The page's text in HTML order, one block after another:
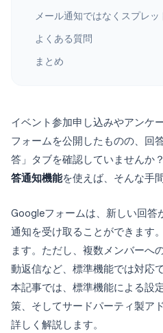
よくある質問
まとめ
イベント参加申し込みやアンケ
フォームを公開したものの、回
答」タブを確認していませんか？
答通知機能を使えば、そんな手
Googleフォームは、新しい回答
通知を受け取ることができます
ます。ただし、複数メンバーへ
動返信など、標準機能では対応
本記事では、標準機能による設
策、そしてサードパーティ製ア
詳しく解説します。